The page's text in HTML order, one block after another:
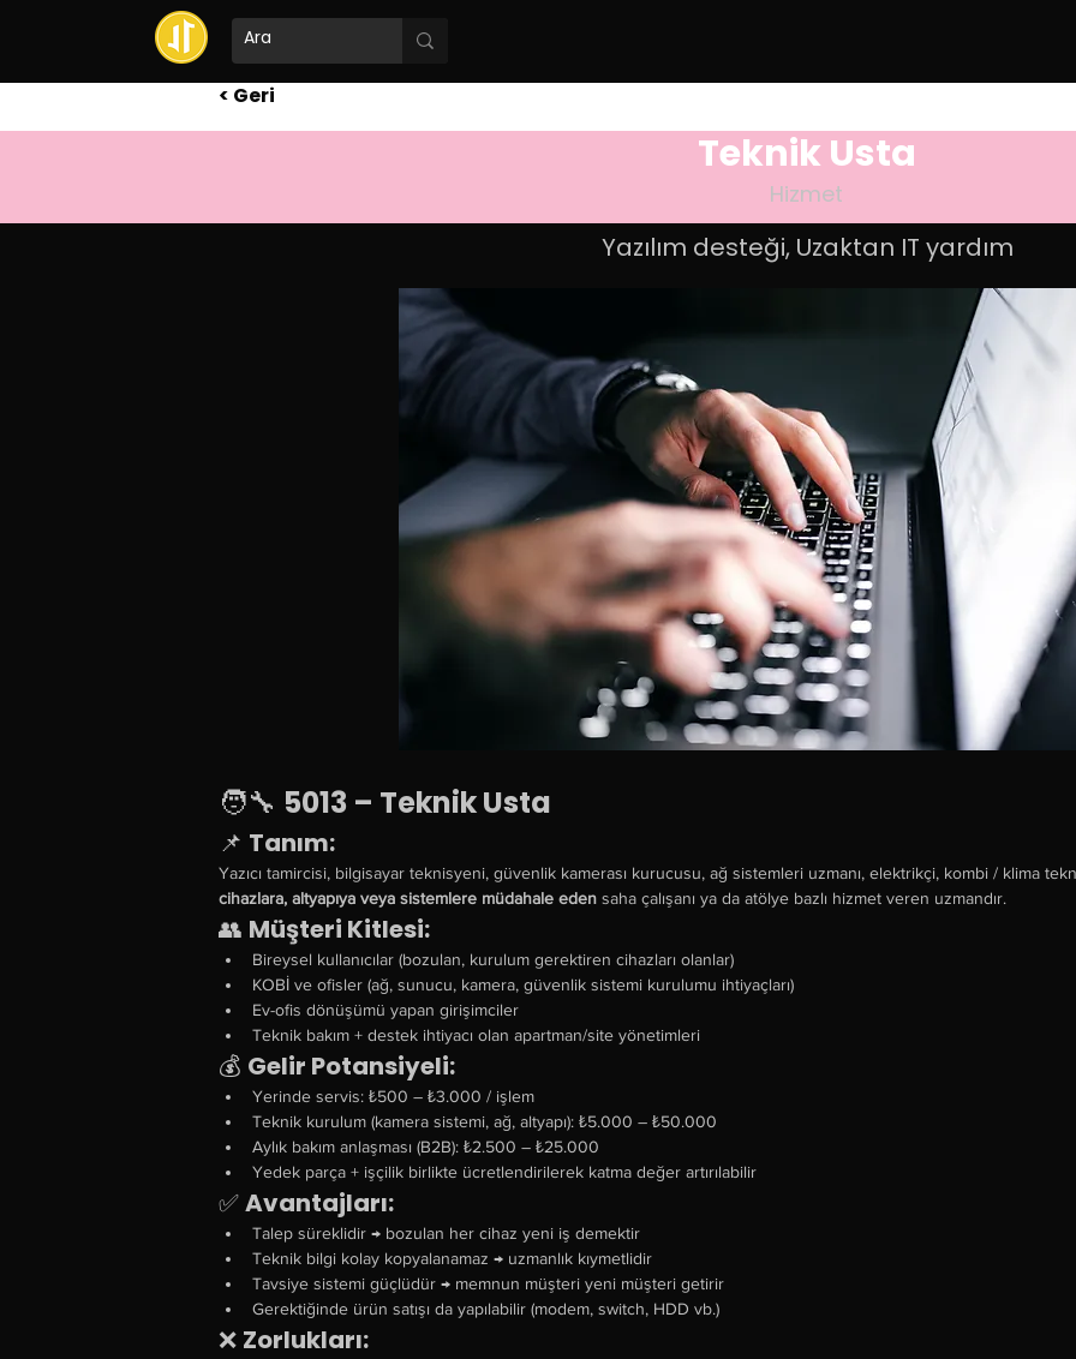
< Geri
Teknik Usta
Hizmet
Yazılım desteği, Uzaktan IT yardım
🧑‍🔧 5013 – Teknik Usta
📌 Tanım:
Yazıcı tamircisi, bilgisayar teknisyeni, güvenlik kamerası kurucusu, ağ sistemleri uzmanı, elektrikçi, kombi / klima
cihazlara, altyapıya veya sistemlere müdahale eden saha çalışanı ya da atölye bazlı hizmet veren uzmandır.
👥 Müşteri Kitlesi:
Bireysel kullanıcılar (bozulan, kurulum gerektiren cihazları olanlar)
KOBİ ve ofisler (ağ, sunucu, kamera, güvenlik sistemi kurulumu ihtiyaçları)
Ev-ofis dönüşümü yapan girişimciler
Teknik bakım + destek ihtiyacı olan apartman/site yönetimleri
💰 Gelir Potansiyeli:
Yerinde servis: ₺500 – ₺3.000 / işlem
Teknik kurulum (kamera sistemi, ağ, altyapı): ₺5.000 – ₺50.000
Aylık bakım anlaşması (B2B): ₺2.500 – ₺25.000
Yedek parça + işçilik birlikte ücretlendirilerek katma değer artırılabilir
✅ Avantajları:
Talep süreklidir → bozulan her cihaz yeni iş demektir
Teknik bilgi kolay kopyalanamaz → uzmanlık kıymetlidir
Tavsiye sistemi güçlüdür → memnun müşteri yeni müşteri getirir
Gerektiğinde ürün satışı da yapılabilir (modem, switch, HDD vb.)
❌ Zorlukları: